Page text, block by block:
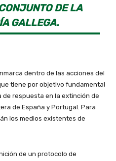
DE LA
GALLEGA.
dentro de las acciones del
tiene por objetivo fundamental
respuesta en la extinción de
de España y Portugal. Para
los medios existentes de
de un protocolo de